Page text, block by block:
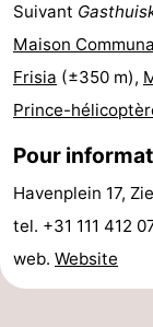
de
vue
-
Croisières
-
jeux
de
Bowling
-
Suivant
Maison
Frisia (±350 m),
Prince-
Pour
Havenplein 17,
tel. +31 111 412
web. Website